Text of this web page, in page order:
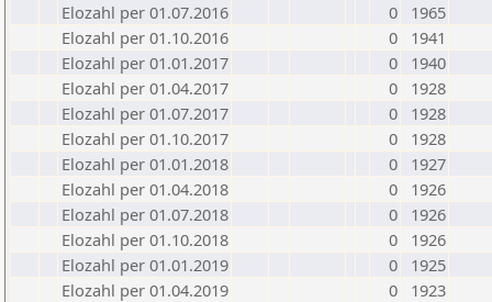
Elozahl per 01.07.2016
0
1965
Elozahl per 01.10.2016
0
1941
Elozahl per 01.01.2017
0
1940
Elozahl per 01.04.2017
0
1928
Elozahl per 01.07.2017
0
1928
Elozahl per 01.10.2017
0
1928
Elozahl per 01.01.2018
0
1927
Elozahl per 01.04.2018
0
1926
Elozahl per 01.07.2018
0
1926
Elozahl per 01.10.2018
0
1926
Elozahl per 01.01.2019
0
1925
Elozahl per 01.04.2019
0
1923